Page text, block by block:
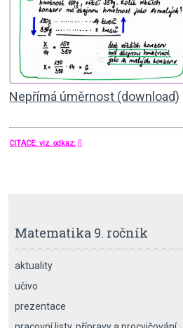
Nepřímá úměrnost (download)
CITACE: viz. odkaz: []
Matematika 9. ročník
aktuality
učivo
prezentace